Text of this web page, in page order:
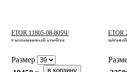
ETOR 11805-08-805Ч/
т.коричневый крейзи
Размер
чёрный